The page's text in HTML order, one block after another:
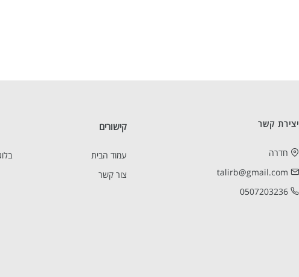
יצירת קשר
חדרה
talirb@gmail.com
0507203236
קישורים
עמוד הבית
צור קשר